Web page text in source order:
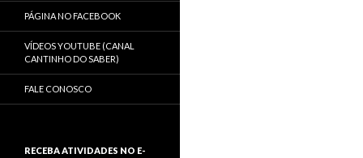
PÁGINA NO FACEBOOK
VÍDEOS YOUTUBE (CANAL
CANTINHO DO SABER)
FALE CONOSCO
RECEBA ATIVIDADES NO E-